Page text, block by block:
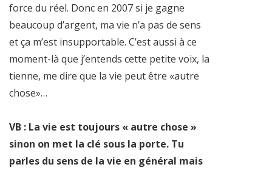
force du réel. Donc en 2007 si je gagne
beaucoup d’argent, ma vie n’a pas de sens
et ça m’est insupportable. C’est aussi à ce
moment-là que j’entends cette petite voix, la
tienne, me dire que la vie peut être «autre
chose»…
VB : La vie est toujours « autre chose »
sinon on met la clé sous la porte. Tu
parles du sens de la vie en général mais